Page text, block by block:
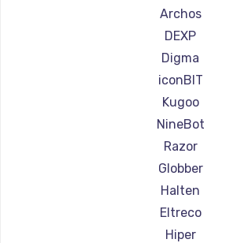
Ремонт самокатов
Ремонт самокатов
Ремонт самокатов
Ремонт самокатов
Ремонт самокатов
Archos
DEXP
Digma
iconBIT
Kugoo
NineBot
Razor
Globber
Halten
Eltreco
Hiper